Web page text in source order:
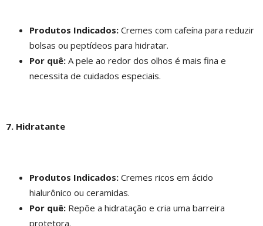
Produtos Indicados: Cremes com cafeína para reduzir
bolsas ou peptídeos para hidratar.
Por quê: A pele ao redor dos olhos é mais fina e
necessita de cuidados especiais.
7. Hidratante
Produtos Indicados: Cremes ricos em ácido
hialurônico ou ceramidas.
Por quê: Repõe a hidratação e cria uma barreira
protetora.